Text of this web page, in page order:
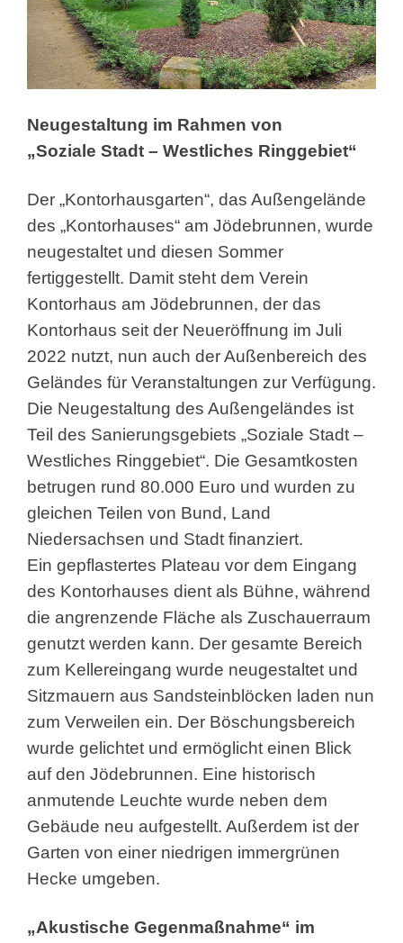
Neugestaltung im Rahmen von
„Soziale Stadt – Westliches Ringgebiet“
Der „Kontorhausgarten“, das Außengelände
des „Kontorhauses“ am Jödebrunnen, wurde
neugestaltet und diesen Sommer
fertiggestellt. Damit steht dem Verein
Kontorhaus am Jödebrunnen, der das
Kontorhaus seit der Neueröffnung im Juli
2022 nutzt, nun auch der Außenbereich des
Geländes für Veranstaltungen zur Verfügung.
Die Neugestaltung des Außengeländes ist
Teil des Sanierungsgebiets „Soziale Stadt –
Westliches Ringgebiet“. Die Gesamtkosten
betrugen rund 80.000 Euro und wurden zu
gleichen Teilen von Bund, Land
Niedersachsen und Stadt finanziert.
Ein gepflastertes Plateau vor dem Eingang
des Kontorhauses dient als Bühne, während
die angrenzende Fläche als Zuschauerraum
genutzt werden kann. Der gesamte Bereich
zum Kellereingang wurde neugestaltet und
Sitzmauern aus Sandsteinblöcken laden nun
zum Verweilen ein. Der Böschungsbereich
wurde gelichtet und ermöglicht einen Blick
auf den Jödebrunnen. Eine historisch
anmutende Leuchte wurde neben dem
Gebäude neu aufgestellt. Außerdem ist der
Garten von einer niedrigen immergrünen
Hecke umgeben.
„Akustische Gegenmaßnahme“ im